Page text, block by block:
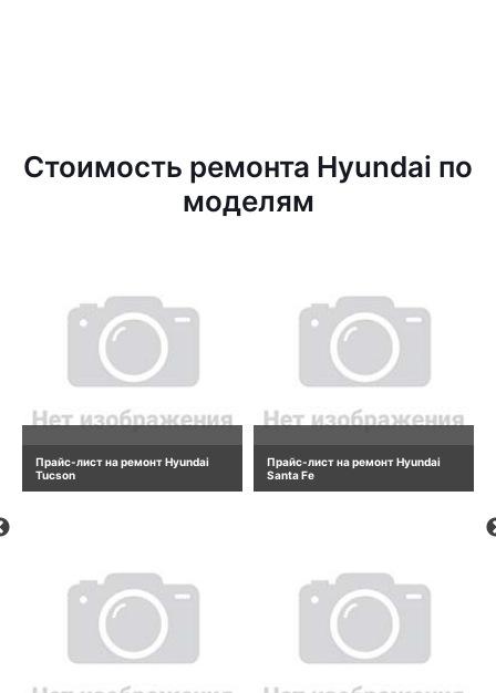
Стоимость ремонта Hyundai по
моделям
Прайс-лист на ремонт Hyundai
Tucson
Прайс-лист на ремонт Hyundai
Santa Fe